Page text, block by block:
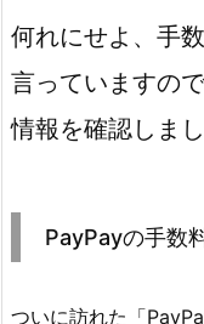
何れにせよ、手
言っていますの
情報を確認しまし
PayPayの手数
ついに訪れた「